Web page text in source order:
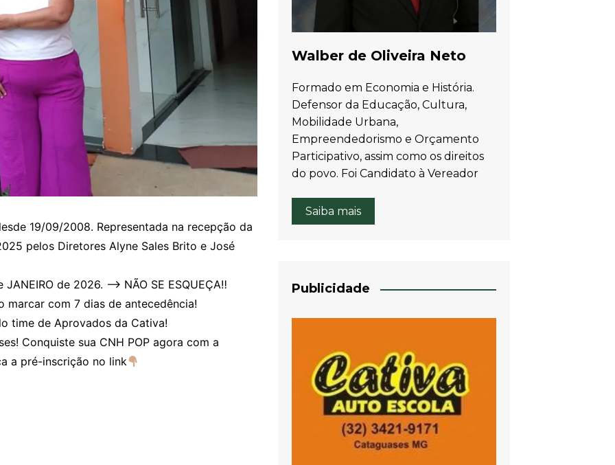
19/09/2008. Representada na recepção da
pelos Diretores Alyne Sales Brito e José
de 2026. –> NÃO SE ESQUEÇA‼
marcar com 7 dias de antecedência!
time de Aprovados da Cativa!
Conquiste sua CNH POP agora com a
a pré-inscrição no link
Walber de Oliveira Neto
Formado em Economia e História.
Defensor da Educação, Cultura,
Mobilidade Urbana,
Empreendedorismo e Orçamento
Participativo, assim como os direitos
do povo. Foi Candidato à Vereador
Saiba mais
Publicidade